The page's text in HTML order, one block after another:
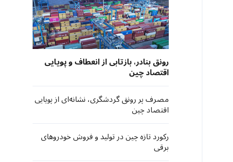
رونق بنادر، بازتابی از انعطاف و پویایی
اقتصاد چین
مصرف پر رونق گردشگری، نشانه‌ای از پویایی
اقتصاد چین
رکورد تازه چین در تولید و فروش خودروهای
برقی